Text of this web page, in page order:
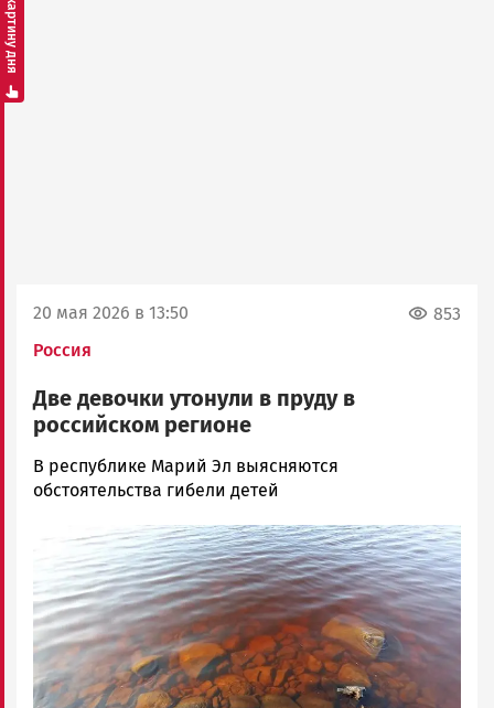
20 мая 2026 в 13:50
Россия
853
Две девочки утонули в пруду в
российском регионе
Юрий
Каулио
Петрозаводска
Карелии
|
Петрозаводск
ГОВОРИТ
В республике Марий Эл выясняются
обстоятельства гибели детей
Image